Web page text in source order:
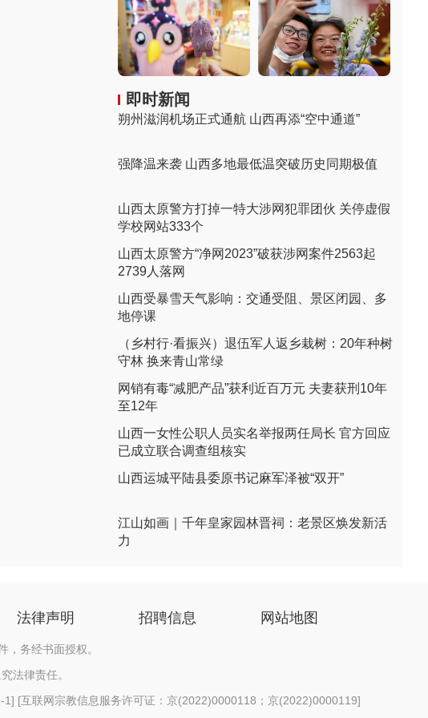
即时新闻
朔州滋润机场正式通航 山西再添“空中通道”
强降温来袭 山西多地最低温突破历史同期极值
山西太原警方打掉一特大涉网犯罪团伙 关停虚假
学校网站333个
山西太原警方“净网2023”破获涉网案件2563起
2739人落网
山西受暴雪天气影响：交通受阻、景区闭园、多
地停课
（乡村行·看振兴）退伍军人返乡栽树：20年种树
守林 换来青山常绿
网销有毒“减肥产品”获利近百万元 夫妻获刑10年
至12年
山西一女性公职人员实名举报两任局长 官方回应
已成立联合调查组核实
山西运城平陆县委原书记麻军泽被“双开”
江山如画｜千年皇家园林晋祠：老景区焕发新活
力
法律声明 招聘信息 网站地图
务经书面授权。
法律责任。
1] [互联网宗教信息服务许可证：京(2022)0000118；京(2022)0000119]